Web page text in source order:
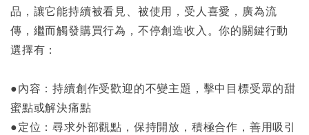
品，讓它能持續被看見、被使用，受人喜愛，廣為流
傳，繼而觸發購買行為，不停創造收入。你的關鍵行動
選擇有：
●內容：持續創作受歡迎的不變主題，擊中目標受眾的甜
蜜點或解決痛點
●定位：尋求外部觀點，保持開放，積極合作，善用吸引